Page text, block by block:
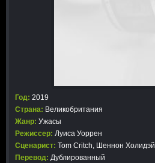
Год: 2019
Страна: Великобритания
Жанр: Ужасы
Режиссер: Луиса Уоррен
Сценарист: Tom Critch, Шеннон Холидэй
Перевод: Дублированный